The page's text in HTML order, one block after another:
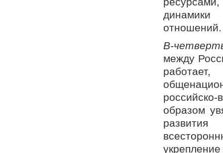
динамики
отношений.
В-
между
образом